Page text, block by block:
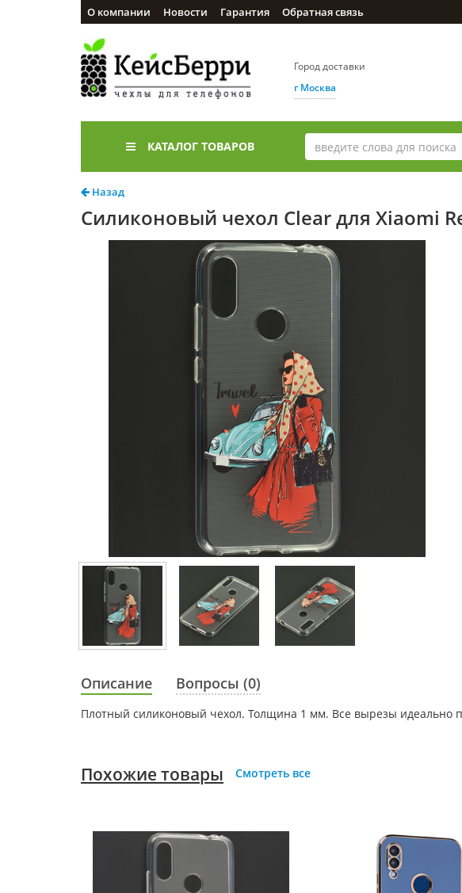
О компании Новости Гарантия Обратная связь
Город доставки
г Москва
КАТАЛОГ ТОВАРОВ
Назад
Силиконовый чехол Clear для Xiaomi
Описание Вопросы (0)
Плотный силиконовый чехол. Толщина 1 мм. Все вырезы идеально
Похожие товары Смотреть все